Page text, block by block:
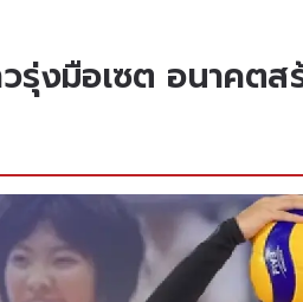
งมือเซต อนาคตส